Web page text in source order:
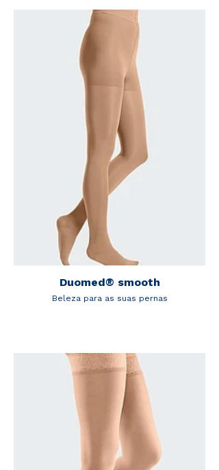
Duomed® smooth
Beleza para as suas pernas